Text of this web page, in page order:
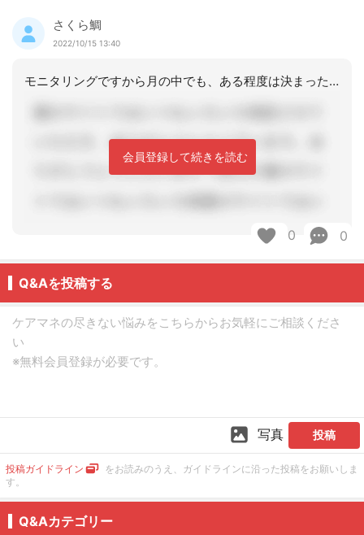
さくら鯛
2022/10/15 13:40
モニタリングですから月の中でも、ある程度は決まった時期のほうがひと月単位でいいと
会員登録して続きを読む
0 0
Q&Aを投稿する
写真 投稿
投稿ガイドライン
をお読みのうえ、ガイドラインに沿った投稿をお願いしま
す。
Q&Aカテゴリー